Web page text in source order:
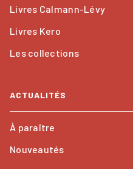
Livres Calmann-Lévy
Livres Kero
Les collections
ACTUALITÉS
À paraître
Nouveautés